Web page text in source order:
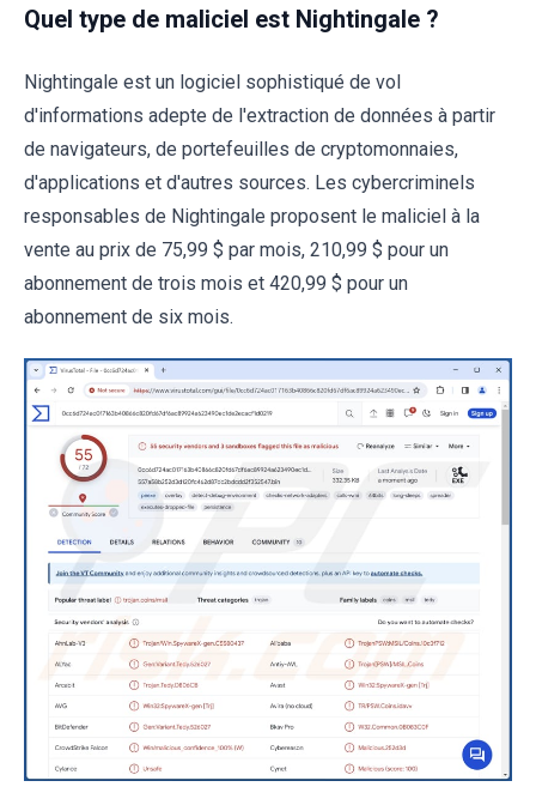
Quel type de maliciel est Nightingale ?
Nightingale est un logiciel sophistiqué de vol
d'informations adepte de l'extraction de données à partir
de navigateurs, de portefeuilles de cryptomonnaies,
d'applications et d'autres sources. Les cybercriminels
responsables de Nightingale proposent le maliciel à la
vente au prix de 75,99 $ par mois, 210,99 $ pour un
abonnement de trois mois et 420,99 $ pour un
abonnement de six mois.